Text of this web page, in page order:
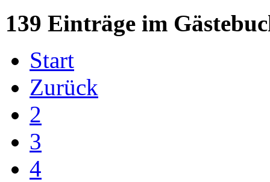
139 Einträge im
Start
Zurück
2
3
4